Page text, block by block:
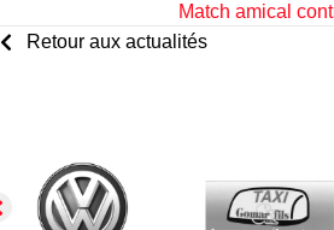
navigation
Match amical
Retour aux actualités